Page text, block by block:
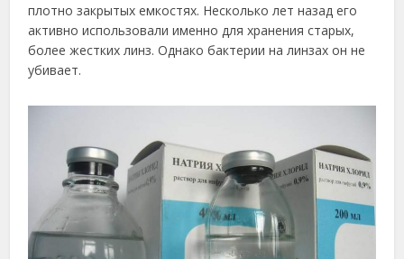
плотно закрытых емкостях. Несколько лет назад его
активно использовали именно для хранения старых,
более жестких линз. Однако бактерии на линзах он не
убивает.